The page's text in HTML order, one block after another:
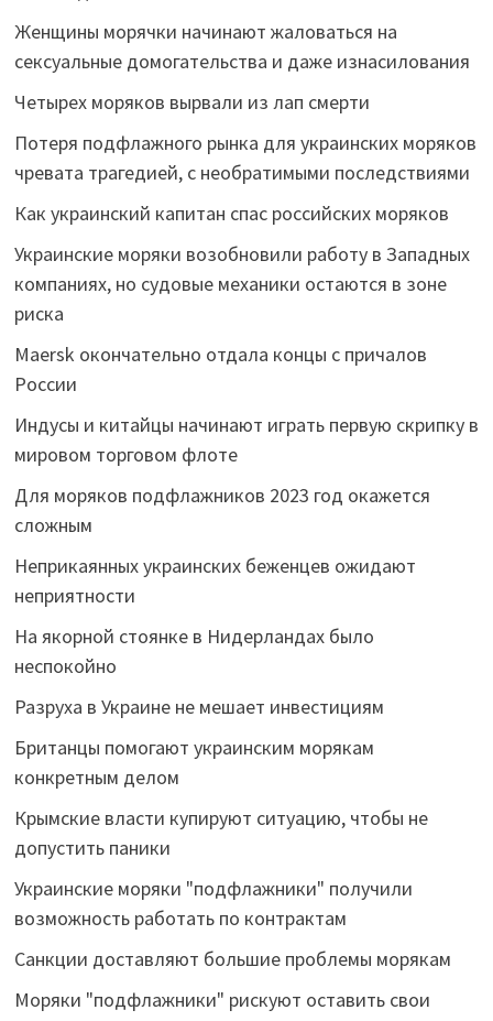
Женщины морячки начинают жаловаться на
сексуальные домогательства и даже изнасилования
Четырех моряков вырвали из лап смерти
Потеря подфлажного рынка для украинских моряков
чревата трагедией, с необратимыми последствиями
Как украинский капитан спас российских моряков
Украинские моряки возобновили работу в Западных
компаниях, но судовые механики остаются в зоне
риска
Maersk окончательно отдала концы с причалов
России
Индусы и китайцы начинают играть первую скрипку в
мировом торговом флоте
Для моряков подфлажников 2023 год окажется
сложным
Неприкаянных украинских беженцев ожидают
неприятности
На якорной стоянке в Нидерландах было
неспокойно
Разруха в Украине не мешает инвестициям
Британцы помогают украинским морякам
конкретным делом
Крымские власти купируют ситуацию, чтобы не
допустить паники
Украинские моряки "подфлажники" получили
возможность работать по контрактам
Санкции доставляют большие проблемы морякам
Моряки "подфлажники" рискуют оставить свои